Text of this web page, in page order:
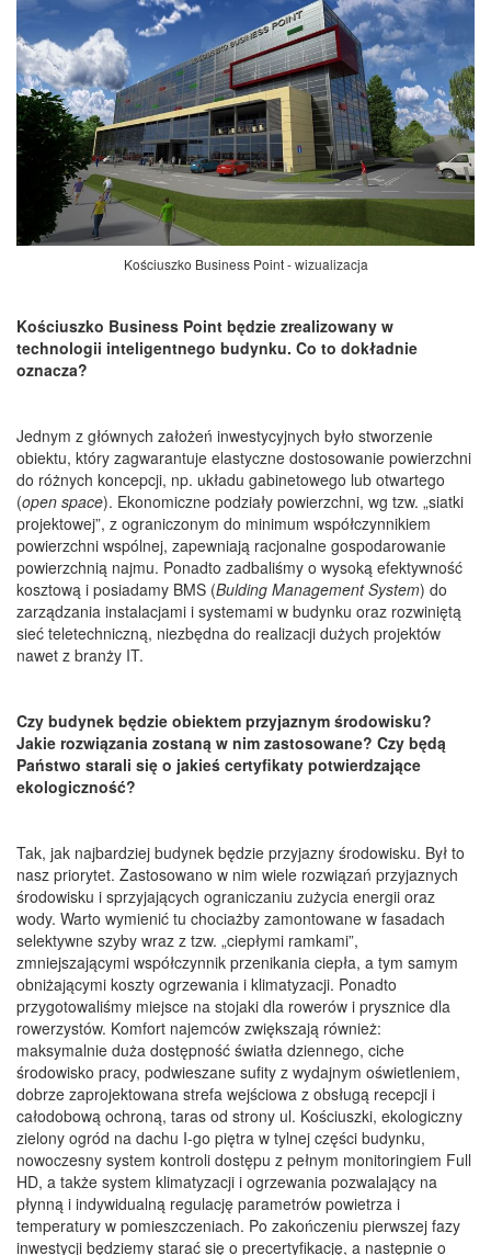
Kościuszko Business Point - wizualizacja
Kościuszko Business Point będzie zrealizowany w
technologii inteligentnego budynku. Co to dokładnie
oznacza?
Jednym z głównych założeń inwestycyjnych było stworzenie
obiektu, który zagwarantuje elastyczne dostosowanie powierzchni
do różnych koncepcji, np. układu gabinetowego lub otwartego
(open space). Ekonomiczne podziały powierzchni, wg tzw. „siatki
projektowej”, z ograniczonym do minimum współczynnikiem
powierzchni wspólnej, zapewniają racjonalne gospodarowanie
powierzchnią najmu. Ponadto zadbaliśmy o wysoką efektywność
kosztową i posiadamy BMS (Bulding Management System) do
zarządzania instalacjami i systemami w budynku oraz rozwiniętą
sieć teletechniczną, niezbędna do realizacji dużych projektów
nawet z branży IT.
Czy budynek będzie obiektem przyjaznym środowisku?
Jakie rozwiązania zostaną w nim zastosowane? Czy będą
Państwo starali się o jakieś certyfikaty potwierdzające
ekologiczność?
Tak, jak najbardziej budynek będzie przyjazny środowisku. Był to
nasz priorytet. Zastosowano w nim wiele rozwiązań przyjaznych
środowisku i sprzyjających ograniczaniu zużycia energii oraz
wody. Warto wymienić tu chociażby zamontowane w fasadach
selektywne szyby wraz z tzw. „ciepłymi ramkami”,
zmniejszającymi współczynnik przenikania ciepła, a tym samym
obniżającymi koszty ogrzewania i klimatyzacji. Ponadto
przygotowaliśmy miejsce na stojaki dla rowerów i prysznice dla
rowerzystów. Komfort najemców zwiększają również:
maksymalnie duża dostępność światła dziennego, ciche
środowisko pracy, podwieszane sufity z wydajnym oświetleniem,
dobrze zaprojektowana strefa wejściowa z obsługą recepcji i
całodobową ochroną, taras od strony ul. Kościuszki, ekologiczny
zielony ogród na dachu I-go piętra w tylnej części budynku,
nowoczesny system kontroli dostępu z pełnym monitoringiem Full
HD, a także system klimatyzacji i ogrzewania pozwalający na
płynną i indywidualną regulację parametrów powietrza i
temperatury w pomieszczeniach. Po zakończeniu pierwszej fazy
inwestycji będziemy starać się o precertyfikację, a następnie o